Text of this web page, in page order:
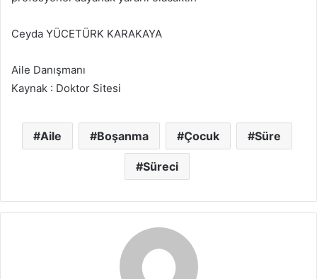
Ceyda YÜCETÜRK KARAKAYA
Aile Danışmanı
Kaynak : Doktor Sitesi
Aile Boşanma Çocuk Süre
Süreci